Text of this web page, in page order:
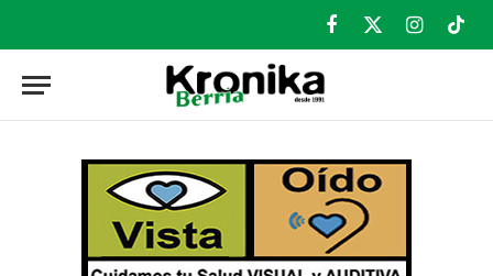
Facebook
X
Instagram